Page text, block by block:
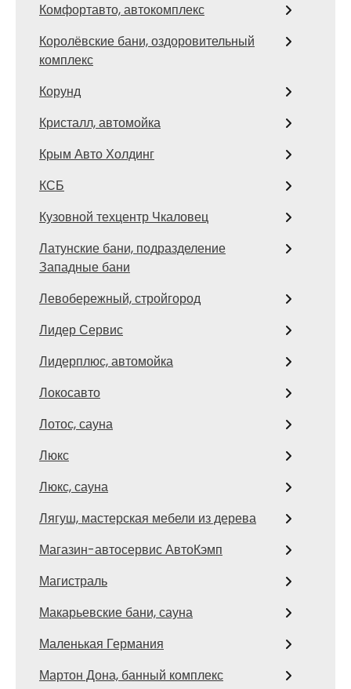
Комфортавто, автокомплекс
Королёвские бани, оздоровительный
комплекс
Корунд
Кристалл, автомойка
Крым Авто Холдинг
КСБ
Кузовной техцентр Чкаловец
Латунские бани, подразделение
Западные бани
Левобережный, стройгород
Лидер Сервис
Лидерплюс, автомойка
Локосавто
Лотос, сауна
Люкс
Люкс, сауна
Лягуш, мастерская мебели из дерева
Магазин-автосервис АвтоКэмп
Магистраль
Макарьевские бани, сауна
Маленькая Германия
Мартон Дона, банный комплекс